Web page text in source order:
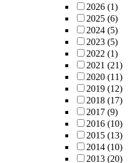
2026 (1)
2025 (6)
2024 (5)
2023 (5)
2022 (1)
2021 (21)
2020 (11)
2019 (12)
2018 (17)
2017 (9)
2016 (10)
2015 (13)
2014 (10)
2013 (20)